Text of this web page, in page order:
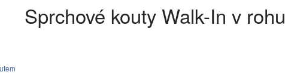
Sprchové kouty Walk-In v rohu